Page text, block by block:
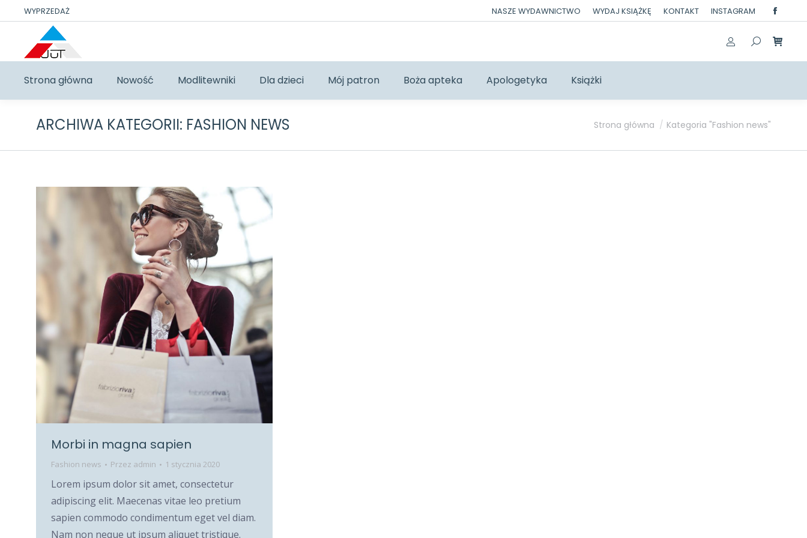
WYPRZEDAŻ NASZE WYDAWNICTWO WYDAJ KSIĄŻKĘ KONTAKT INSTAGRAM
page
opens
in
Strona główna Nowość Modlitewniki Dla dzieci Mój patron Boża apteka Apologetyka Książki
ARCHIWA KATEGORII: FASHION NEWS Jesteś tutaj:
Strona główna Kategoria "Fashion news"
Morbi in magna sapien
Fashion news Przez admin 1 stycznia 2020
Lorem ipsum dolor sit amet, consectetur
adipiscing elit. Maecenas vitae leo pretium
sapien commodo condimentum eget vel diam.
Nam non neque ut ipsum aliquet tristique.